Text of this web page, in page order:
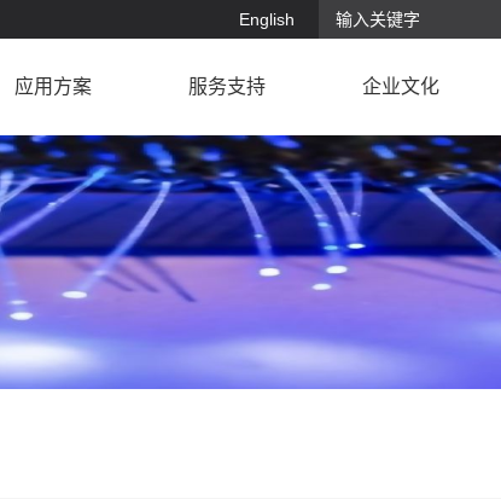
English
应用方案 服务支持 企业文化